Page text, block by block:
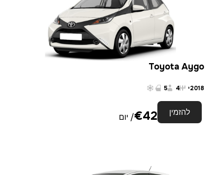
Toyota Aygo
2018 י 4
5
להזמין €42 / יום